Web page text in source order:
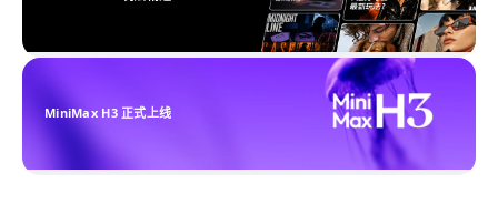
MiniMax H3 正式上线